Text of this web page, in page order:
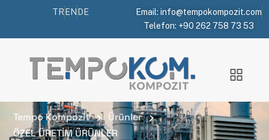
TR EN DE
Email: info@tempokompozit.com
Telefon: +90 262 758 73 53
ÖZEL ÜRETİM
ÜRÜNLER
Tempo Kompozit
Ürünler
ÖZEL ÜRETİM ÜRÜNLER